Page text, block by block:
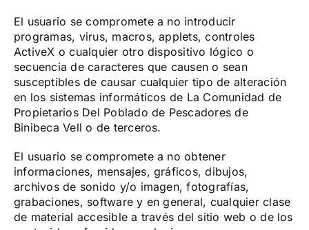
El usuario se compromete a no introducir
programas, virus, macros, applets, controles
ActiveX o cualquier otro dispositivo lógico o
secuencia de caracteres que causen o sean
susceptibles de causar cualquier tipo de alteración
en los sistemas informáticos de La Comunidad de
Propietarios Del Poblado de Pescadores de
Binibeca Vell o de terceros.
El usuario se compromete a no obtener
informaciones, mensajes, gráficos, dibujos,
archivos de sonido y/o imagen, fotografías,
grabaciones, software y en general, cualquier clase
de material accesible a través del sitio web o de los